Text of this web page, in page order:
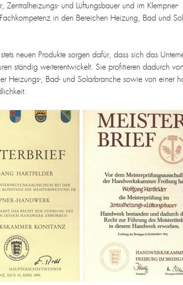
und Lüftungsbauer und im Klempner-
in den Bereichen Heizung, Bad und
neuen Produkte sorgen dafür, dass sich das
ständig weiterentwickelt. Sie profitieren dadurch
Heizungs-, Bad- und Solarbranche sowie von einer